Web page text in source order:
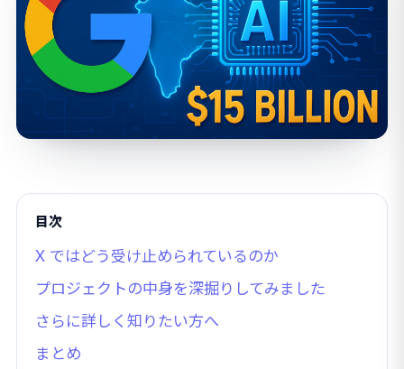
目次
X ではどう受け止められているのか
プロジェクトの中身を深掘りしてみました
さらに詳しく知りたい方へ
まとめ